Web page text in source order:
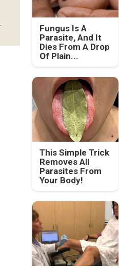
Fungus Is A
Parasite, And It
Dies From A Drop
Of Plain...
This Simple Trick
Removes All
Parasites From
Your Body!